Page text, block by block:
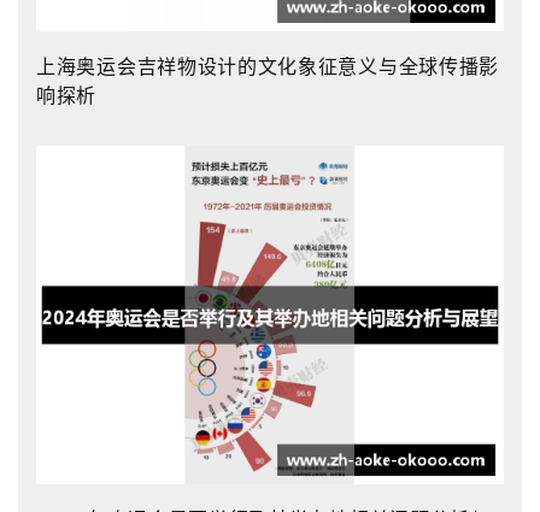
上海奥运会吉祥物设计的文化象征意义与全球传播影
响探析